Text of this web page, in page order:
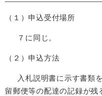
（１）申込受付場所
７に同じ。
（２）申込方法
入札説明書に示す書類を
留郵便等の配達の記録が残